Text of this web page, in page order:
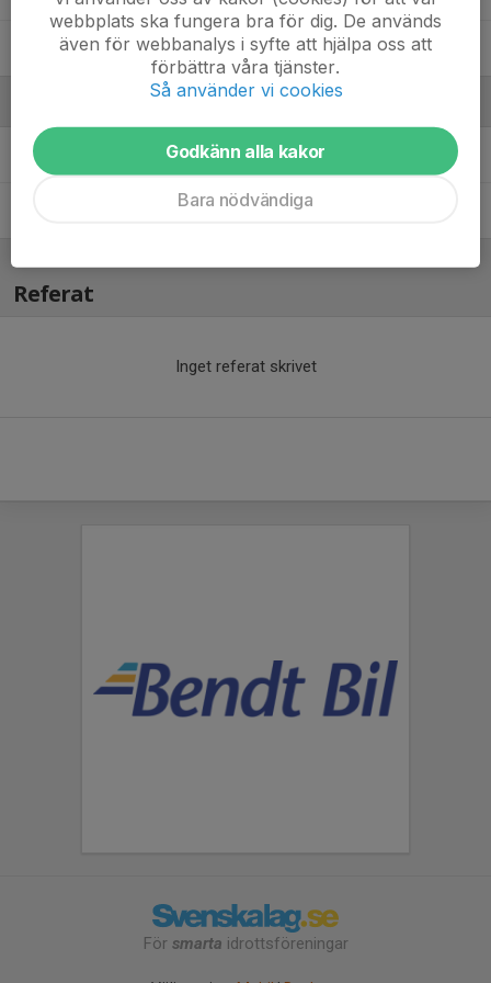
24. William Tadic
Ledare
Ledare
Referat
Inget referat skrivet
För smarta idrottsföreningar
webbplats ska fungera bra för dig. De används
även för webbanalys i syfte att hjälpa oss att
förbättra våra tjänster.
Så använder vi cookies
Godkänn alla kakor
Bara nödvändiga